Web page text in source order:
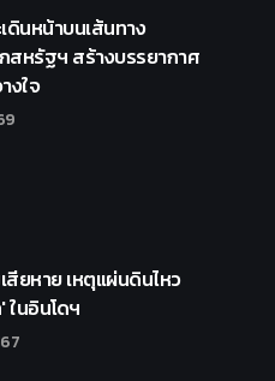
ดินหน้าบนเส้นทาง
หรัฐฯ สร้างบรรยากาศ
งใจ
สียหาย เหตุแผ่นดินไหว
ในอินโดฯ